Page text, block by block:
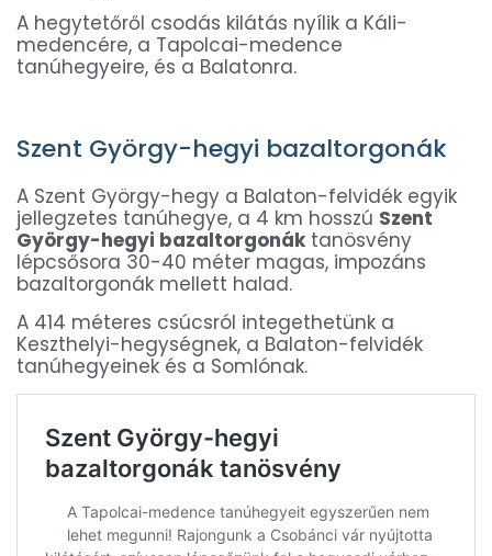
A hegytetőről csodás kilátás nyílik a Káli-
medencére, a Tapolcai-medence
tanúhegyeire, és a Balatonra.
Szent György-hegyi bazaltorgonák
A Szent György-hegy a Balaton-felvidék egyik
jellegzetes tanúhegye, a 4 km hosszú Szent
György-hegyi bazaltorgonák tanösvény
lépcsősora 30-40 méter magas, impozáns
bazaltorgonák mellett halad.
A 414 méteres csúcsról integethetünk a
Keszthelyi-hegységnek, a Balaton-felvidék
tanúhegyeinek és a Somlónak.